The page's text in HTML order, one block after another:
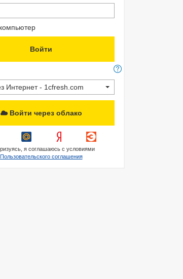
Интернет - 1cfresh.com
Войти через облако
я соглашаюсь с условиями
Пользовательского соглашения